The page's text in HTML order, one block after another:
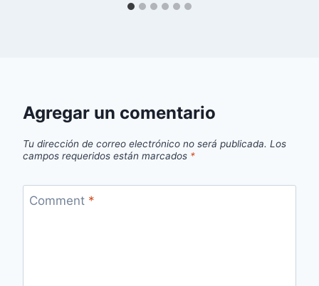
Agregar un comentario
Tu dirección de correo electrónico no será publicada. Los
campos requeridos están marcados *
Comment *